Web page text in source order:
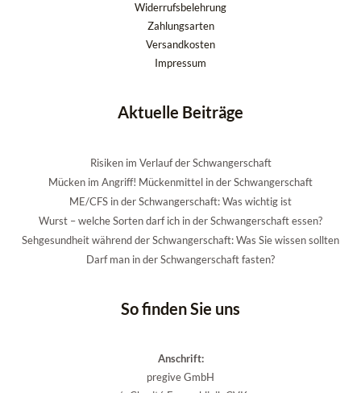
Widerrufsbelehrung
Zahlungsarten
Versandkosten
Impressum
Aktuelle Beiträge
Risiken im Verlauf der Schwangerschaft
Mücken im Angriff! Mückenmittel in der Schwangerschaft
ME/CFS in der Schwangerschaft: Was wichtig ist
Wurst – welche Sorten darf ich in der Schwangerschaft essen?
Sehgesundheit während der Schwangerschaft: Was Sie wissen sollten
Darf man in der Schwangerschaft fasten?
So finden Sie uns
Anschrift:
pregive GmbH